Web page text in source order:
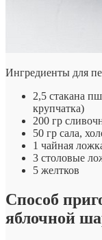
Ингредиенты для
2,5 стакана
крупчатка)
200 гр
50 гр сала,
1 чайная
3 столовые
5 желтков
Способ
яблочной